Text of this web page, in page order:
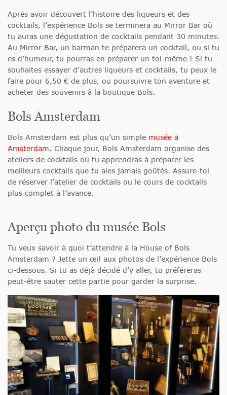
Après avoir découvert l’histoire des liqueurs et des
cocktails, l’expérience Bols se terminera au Mirror Bar où
tu auras une dégustation de cocktails pendant 30 minutes.
Au Mirror Bar, un barman te préparera un cocktail, ou si tu
es d’humeur, tu pourras en préparer un toi-même ! Si tu
souhaites essayer d’autres liqueurs et cocktails, tu peux le
faire pour 6,50 € de plus, ou poursuivre ton aventure et
acheter des souvenirs à la boutique Bols.
Bols Amsterdam
Bols Amsterdam est plus qu’un simple musée à
Amsterdam. Chaque jour, Bols Amsterdam organise des
ateliers de cocktails où tu apprendras à préparer les
meilleurs cocktails que tu aies jamais goûtés. Assure-toi
de réserver l’atelier de cocktails ou le cours de cocktails
plus complet à l’avance.
Aperçu photo du musée Bols
Tu veux savoir à quoi t’attendre à la House of Bols
Amsterdam ? Jette un œil aux photos de l’expérience Bols
ci-dessous. Si tu as déjà décidé d’y aller, tu préféreras
peut-être sauter cette partie pour garder la surprise.